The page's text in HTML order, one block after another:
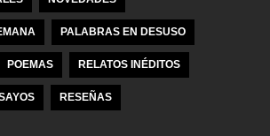
PALABRAS EN DESUSO
POEMAS RELATOS INÉDITOS
RESEÑAS